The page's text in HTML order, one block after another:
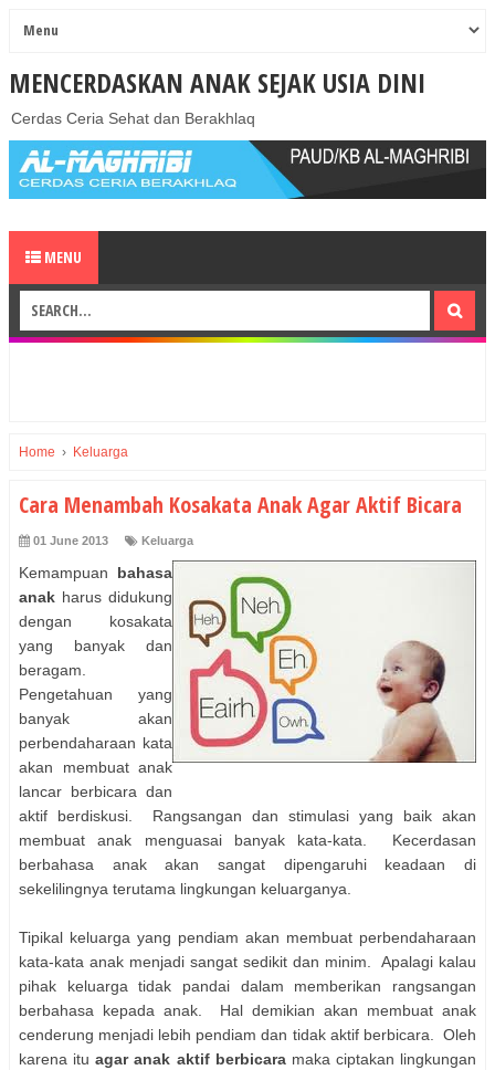
MENCERDASKAN ANAK SEJAK USIA DINI
Cerdas Ceria Sehat dan Berakhlaq
MENU
Home › Keluarga
Cara Menambah Kosakata Anak Agar Aktif Bicara
01 June 2013 Keluarga
Kemampuan bahasa
anak harus didukung
dengan kosakata
yang banyak dan
beragam.
Pengetahuan yang
banyak akan
perbendaharaan kata
akan membuat anak
lancar berbicara dan
aktif berdiskusi. Rangsangan dan stimulasi yang baik akan
membuat anak menguasai banyak kata-kata. Kecerdasan
berbahasa anak akan sangat dipengaruhi keadaan di
sekelilingnya terutama lingkungan keluarganya.
Tipikal keluarga yang pendiam akan membuat perbendaharaan
kata-kata anak menjadi sangat sedikit dan minim. Apalagi kalau
pihak keluarga tidak pandai dalam memberikan rangsangan
berbahasa kepada anak. Hal demikian akan membuat anak
cenderung menjadi lebih pendiam dan tidak aktif berbicara. Oleh
karena ituagar anak aktif berbicara maka ciptakan lingkungan